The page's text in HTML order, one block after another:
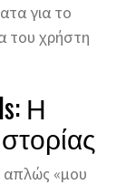
για το
του χρήστη
Η
απλώς «μου